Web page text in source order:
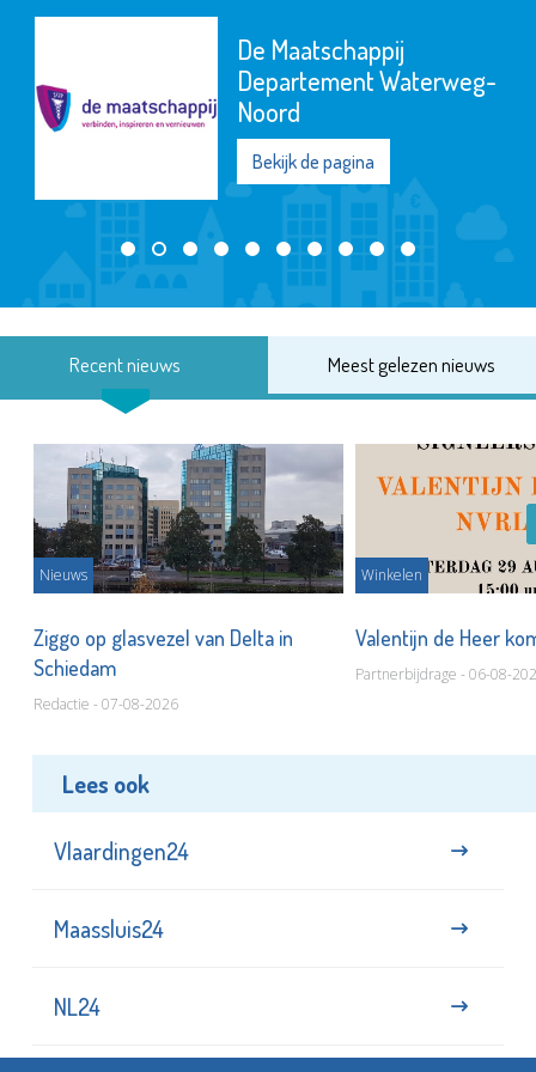
De Maatschappij
Departement Waterweg-
Noord
Bekijk de pagina
Recent nieuws Meest gelezen nieuws
Nieuws
Ziggo op glasvezel van Delta in
Schiedam
Redactie - 07-08-2026
Winkelen
Valentijn de Heer
Partnerbijdrage - 06-08-
Lees ook
Vlaardingen24
Maassluis24
NL24